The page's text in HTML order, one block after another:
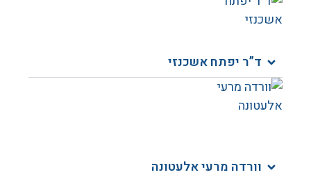
ד”ר יפתח אשכנזי​
וורדה מרעי אלעטונה ​